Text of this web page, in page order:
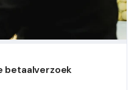
betaalverzoek